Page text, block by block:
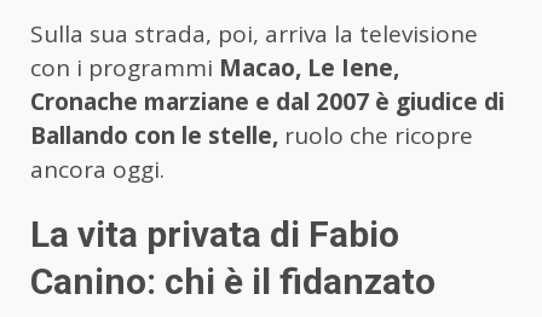
Sulla sua strada, poi, arriva la televisione
con i programmi Macao, Le Iene,
Cronache marziane e dal 2007 è giudice di
Ballando con le stelle, ruolo che ricopre
ancora oggi.
La vita privata di Fabio
Canino: chi è il fidanzato